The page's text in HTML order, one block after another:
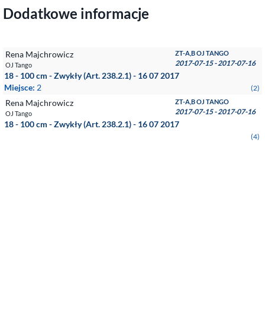
Dodatkowe informacje
Rena Majchrowicz
OJ Tango
ZT-A,B OJ TANGO
2017-07-15 - 2017-07-16
18 - 100 cm - Zwykły (Art. 238.2.1) - 16 07 2017
Miejsce: 2 (2)
Rena Majchrowicz
OJ Tango
ZT-A,B OJ TANGO
2017-07-15 - 2017-07-16
18 - 100 cm - Zwykły (Art. 238.2.1) - 16 07 2017
(4)